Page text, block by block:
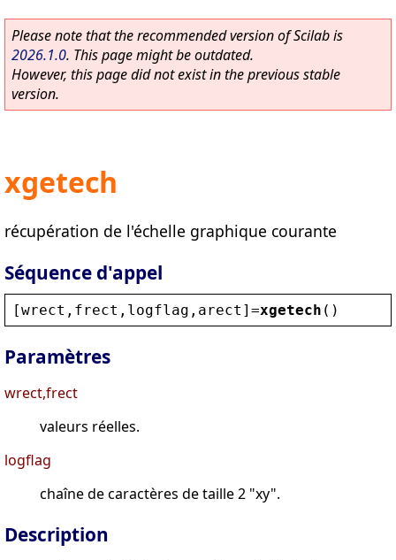
Please note that the recommended version of Scilab is
2026.1.0. This page might be outdated.
However, this page did not exist in the previous stable
version.
xgetech
récupération de l'échelle graphique courante
Séquence d'appel
[wrect , frect , logflag , arect ]=xgetech ()
Paramètres
wrect,frect
valeurs réelles.
logflag
chaîne de caractères de taille 2 "xy".
Description